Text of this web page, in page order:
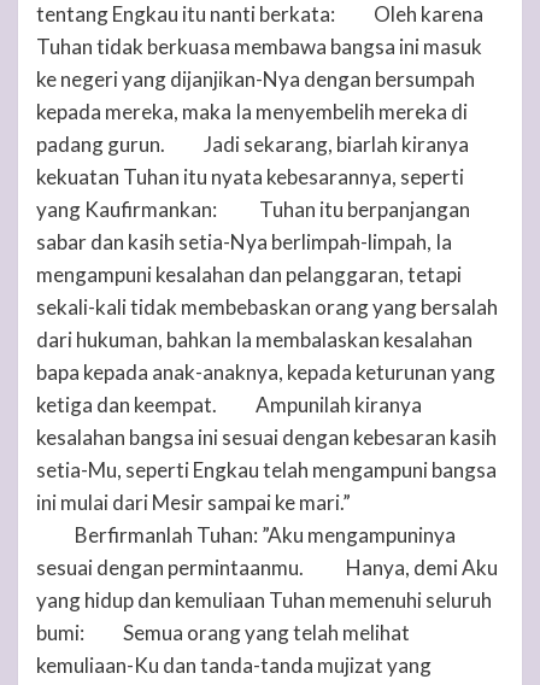
tentang Engkau itu nanti berkata:
Oleh karena
Tuhantidak berkuasa membawa bangsa ini masuk
ke negeri yang dijanjikan-Nya dengan bersumpah
kepada mereka, maka Ia menyembelih mereka di
padang gurun.
Jadi sekarang, biarlah kiranya
kekuatan Tuhan itu nyata kebesarannya, seperti
yang Kaufirmankan:
Tuhan itu berpanjangan
sabar dan kasih setia-Nya berlimpah-limpah, Ia
mengampuni kesalahan dan pelanggaran, tetapi
sekali-kali tidak membebaskan orang yang bersalah
dari hukuman, bahkan Ia membalaskan kesalahan
bapa kepada anak-anaknya, kepada keturunan yang
ketiga dan keempat.
Ampunilah kiranya
kesalahan bangsa ini sesuai dengan kebesaran kasih
setia-Mu, seperti Engkau telah mengampuni bangsa
ini mulai dari Mesir sampai ke mari.”
Berfirmanlah Tuhan: ”Aku mengampuninya
sesuai dengan permintaanmu.
Hanya, demi Aku
yang hidup dan kemuliaan Tuhan memenuhi seluruh
bumi:
Semua orang yang telah melihat
kemuliaan-Ku dan tanda-tanda mujizat yang